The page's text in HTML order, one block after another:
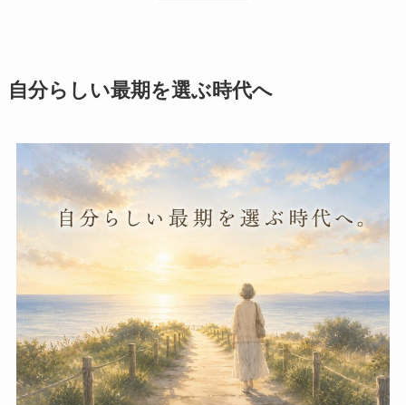
自分らしい​最期を​選ぶ時代へ